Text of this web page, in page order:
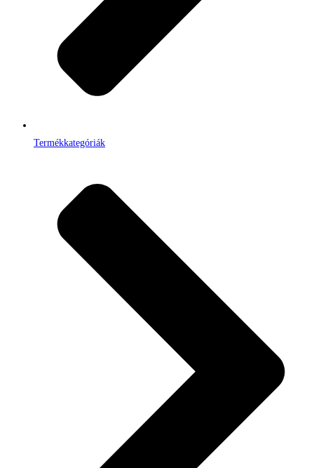
Termékkategóriák